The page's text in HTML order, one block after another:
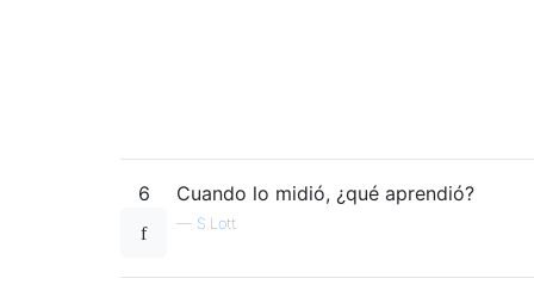
6 Cuando lo midió, ¿qué aprendió?
— S.Lott